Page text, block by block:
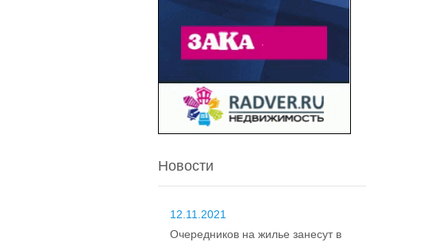
Новости
12.11.2021
Очередников на жилье занесут в